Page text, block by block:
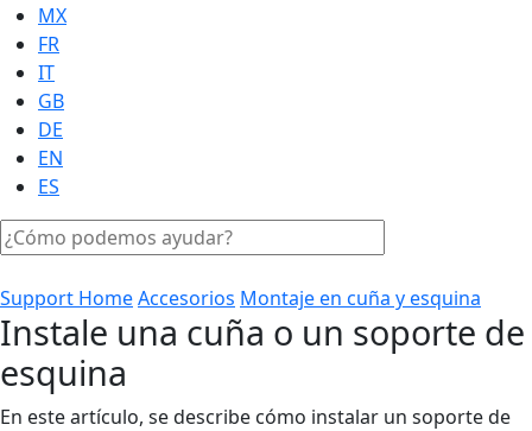
MX
FR
IT
GB
DE
EN
ES
Support HomeAccesorios Montaje en cuña y esquina
Instale una cuña o un soporte de
esquina
En este artículo, se describe cómo instalar un soporte de